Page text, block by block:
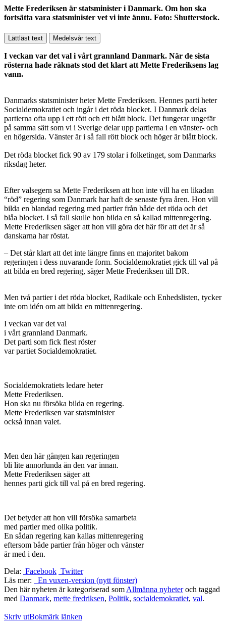
Mette Frederiksen är statsminister i Danmark. Om hon ska
fortsätta vara statsminister vet vi inte ännu. Foto: Shutterstock.
Lättläst text Medelsvår text
I veckan var det val i vårt grannland Danmark. När de sista
rösterna hade räknats stod det klart att Mette Frederiksens lag
vann.
Danmarks statsminister heter Mette Frederiksen. Hennes parti heter
Socialdemokratiet och ingår i det röda blocket. I Danmark delas
partierna ofta upp i ett rött och ett blått block. Det fungerar ungefär
på samma sätt som vi i Sverige delar upp partierna i en vänster- och
en högersida. Vänster är i så fall rött block och höger är blått block.
Det röda blocket fick 90 av 179 stolar i folketinget, som Danmarks
riksdag heter.
Efter valsegern sa Mette Frederiksen att hon inte vill ha en likadan
“röd” regering som Danmark har haft de senaste fyra åren. Hon vill
bilda en blandad regering med partier från både det röda och det
blåa blocket. I så fall skulle hon bilda en så kallad mittenregering.
Mette Frederiksen säger att hon vill göra det här för att det är så
danskarna har röstat.
– Det står klart att det inte längre finns en majoritet bakom
regeringen i dess nuvarande form. Socialdemokratiet gick till val på
att bilda en bred regering, säger Mette Frederiksen till DR.
Men två partier i det röda blocket, Radikale och Enhedslisten, tycker
inte om idén om att bilda en mittenregering.
I veckan var det val
i vårt grannland Danmark.
Det parti som fick flest röster
var partiet Socialdemokratiet.
Socialdemokratiets ledare heter
Mette Frederiksen.
Hon ska nu försöka bilda en regering.
Mette Frederiksen var statsminister
också innan valet.
Men den här gången kan regeringen
bli lite annorlunda än den var innan.
Mette Frederiksen säger att
hennes parti gick till val på en bred regering.
Det betyder att hon vill försöka samarbeta
med partier med olika politik.
En sådan regering kan kallas mittenregering
eftersom både partier från höger och vänster
är med i den.
Dela: Facebook Twitter
Läs mer:
En vuxen-version (nytt fönster)
Den här nyheten är kategoriserad som Allmänna nyheteroch taggad
med Danmark, mette fredriksen, Politik, socialdemokratiet, val.
Skriv utBokmärk länken